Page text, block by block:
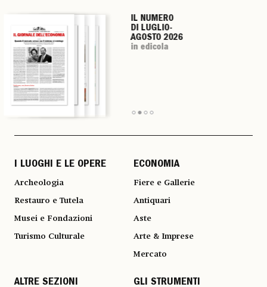
IL NUMERO
DI LUGLIO-
AGOSTO 2026
in edicola
IL NUMERO
DI LUGLIO-
AGOSTO 2026
in edicola
IL NUMERO
DI LUGLIO-
AGOSTO 2026
in edicola
IL NUMERO
DI LUGLIO-
AGOSTO 2026
in edicola
I LUOGHI E LE OPERE
Archeologia
Restauro e Tutela
Musei e Fondazioni
Turismo Culturale
ECONOMIA
Fiere e Gallerie
Antiquari
Aste
Arte & Imprese
Mercato
ALTRE SEZIONI GLI STRUMENTI